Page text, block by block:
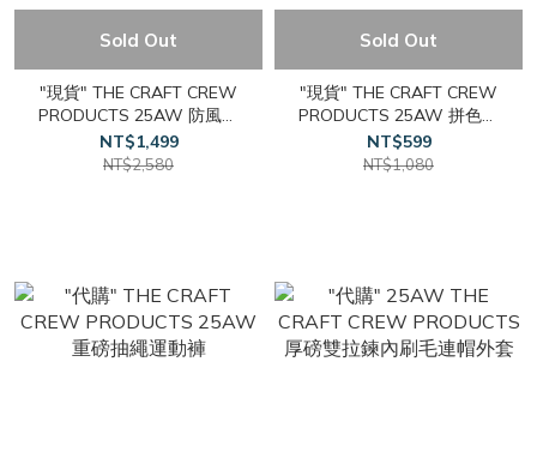
Sold Out
"現貨" THE CRAFT CREW
PRODUCTS 25AW 防風防
潑水 連帽羽絨外套
NT$1,499
NT$2,580
Sold Out
"現貨" THE CRAFT CREW
PRODUCTS 25AW 拼色毛
線 寬鬆針織衫
NT$599
NT$1,080